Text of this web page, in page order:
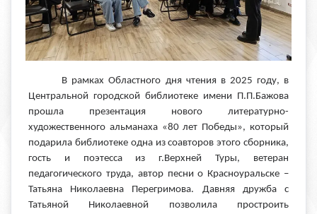
В рамках Областного дня чтения в 2025 году, в
Центральной городской библиотеке имени П.П.Бажова
прошла презентация нового литературно-
художественного альманаха «80 лет Победы», который
подарила библиотеке одна из соавторов этого сборника,
гость и поэтесса из г.Верхней Туры, ветеран
педагогического труда, автор песни о Красноуральске –
Татьяна Николаевна Перегримова. Давняя дружба с
Татьяной Николаевной позволила простроить